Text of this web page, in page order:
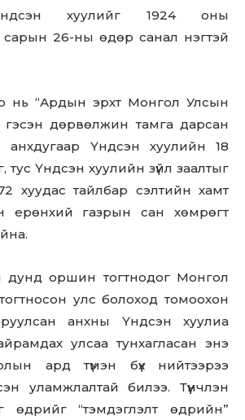
Don't miss
out!
Sing up for our newsletter
SUBSCRIBE
хуулийг 1924 оны
сарын 26-ны өдөр санал нэгтэй
нь “Ардын эрхт Монгол Улсын
гэсэн дөрвөлжин тамга дарсан
Үндсэн хуулийн 18
тус Үндсэн хуулийн зүйл заалтыг
хуудас тайлбар сэлтийн хамт
ерөнхий газрын сан хөмрөгт
дунд оршин тогтнодог Монгол
улс болоход томоохон
анхны Үндсэн хуулиа
улсаа тунхагласан энэ
ард түмэн бүх нийтээрээ
уламжлалтай билээ. Түүнчлэн
өдрийг “тэмдэглэлт өдрийн”